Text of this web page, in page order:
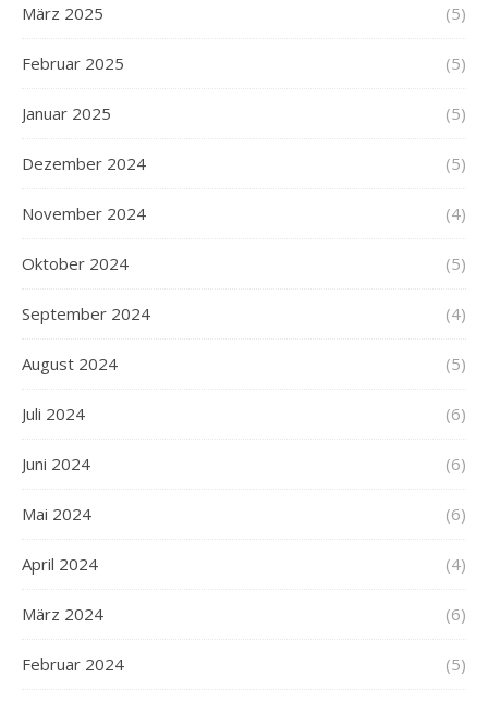
März 2025 (5)
Februar 2025 (5)
Januar 2025 (5)
Dezember 2024 (5)
November 2024 (4)
Oktober 2024 (5)
September 2024 (4)
August 2024 (5)
Juli 2024 (6)
Juni 2024 (6)
Mai 2024 (6)
April 2024 (4)
März 2024 (6)
Februar 2024 (5)